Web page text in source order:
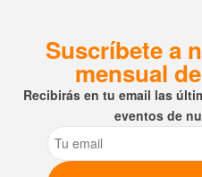
Suscríbete a
mensual
Recibirás en tu email las
eventos de
Email